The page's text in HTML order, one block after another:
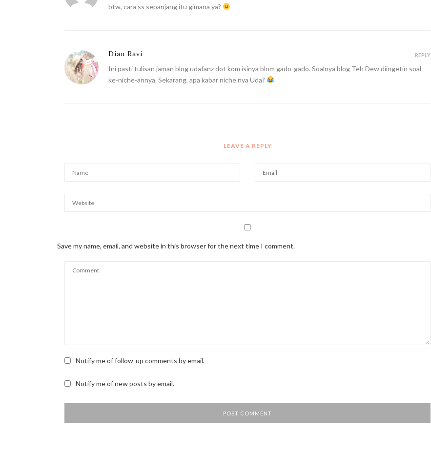
btw, cara ss sepanjang itu gimana ya?
Dian Ravi
Ini pasti tulisan jaman blog udafanz dot kom isinya blom gado-gado. Soalnya blog Teh Dew diingetin soal
ke-niche-annya. Sekarang, apa kabar niche nya Uda?
REPLY
LEAVE A REPLY
Save my name, email, and website in this browser for the next time I comment.
Notify me of follow-up comments by email.
Notify me of new posts by email.